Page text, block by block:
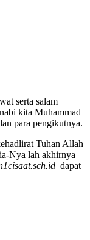
serta salam
kita Muhammad
para pengikutnya.
Tuhan Allah
Nya lah akhirnya
dapat